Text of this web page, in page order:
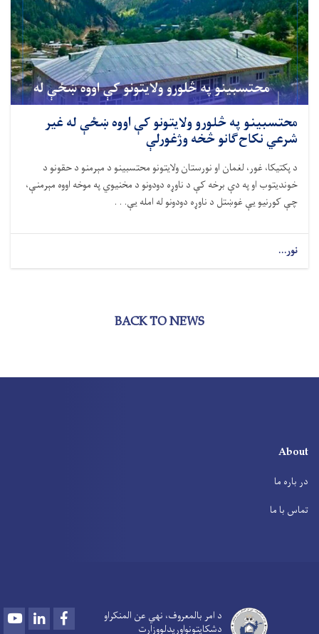
محتسبینو په څلورو ولایتونو کې اووه ښځې له غیر
شرعي نکاح‌ګانو څخه وژغورلې
د پکتیکا، غور، لغمان او نورستان ولایتونو محتسبینو د مېرمنو د حقونو د
خوندیتوب او په دې برخه کې د ناوړه دودونو د مخنیوي په موخه اووه مېرمنې،
چې کورنیو یې غوښتل د ناوړه دودونو له امله یې. . .
نور...
BACK TO NEWS
About
در باره ما
تماس با ما
د امر بالمعروف، نهي عن المنکراو
دشکایتونواوريدلووزارت
YoutubeLinkedInFacebook